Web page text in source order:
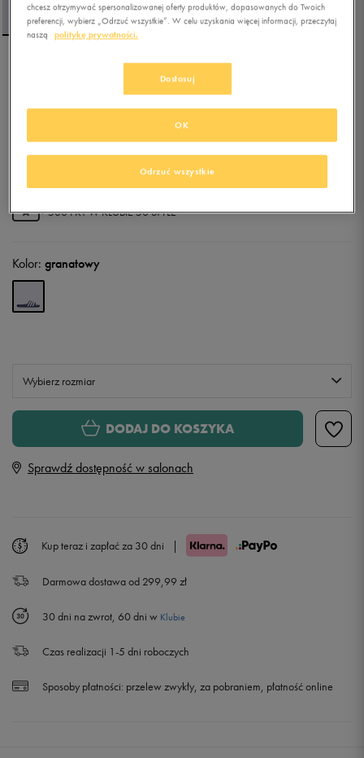
ADIDAS ADILETTE AQUA
99,99zł-25%(cena początkowa)
(najniższa cena od momentu wprowadzenia produktu)
74,99złz Vat
+ 500 PKT WKLUBIE 50 STYLE
Kolor: granatowy
Wybierz rozmiar
Rozmiary EU
40 1/2 25,5 cm
43 27,5 cm Powiadom o dostępności
44 1/2 28,5 cm
46 29,5 cm
DODAJ DO KOSZYKA
Sprawdź dostępność w salonach
Kup teraz i zapłać za 30 dni |
Darmowa dostawa od 299,99 zł
30 dni na zwrot, 60 dni w Klubie
Czas realizacji 1-5 dni roboczych
Sposoby płatności: przelew zwykły, za pobraniem, płatność online
chcesz otrzymywać spersonalizowanej oferty produktów, dopasowanych do Twoich
preferencji, wybierz „Odrzuć wszystkie”. W celu uzyskania więcej informacji, przeczytaj
naszą
politykę prywatności.
Dostosuj
Odrzuć wszystkie
OK